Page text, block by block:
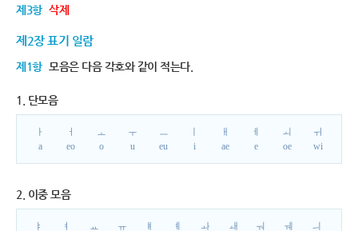
제3항 삭제
제2장 표기 일람
제1항 모음은 다음 각호와 같이 적는다.
1. 단모음
ㅏ
a
ㅓ
eo
ㅗ
o
ㅜ
u
ㅡ
eu
i
ㅐ
ae
ㅔ
e
ㅚ
oe
ㅟ
wi
2. 이중 모음
ㅑ
ㅕ
ㅛ
ㅠ
ㅒ
ㅖ
ㅘ
ㅙ
ㅝ
ㅞ
ㅢ